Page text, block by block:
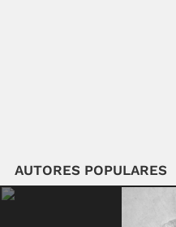
AUTORES POPULARES